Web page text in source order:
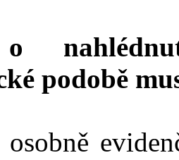
o
podobě